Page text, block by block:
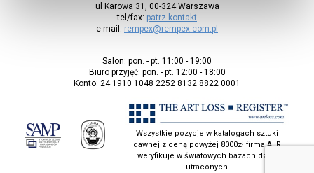
ul Karowa 31, 00-324 Warszawa
tel/fax: patrz kontakt
e-mail: rempex@rempex.com.pl
Salon: pon. - pt. 11:00 - 19:00
Biuro przyjęć: pon. - pt. 12:00 - 18:00
Konto: 24 1910 1048 2252 8132 8822 0001
Wszystkie pozycje w katalogach sztuki
dawnej z ceną powyżej 8000zł firma ALR
weryfikuje w światowych bazach dzieł
utraconych